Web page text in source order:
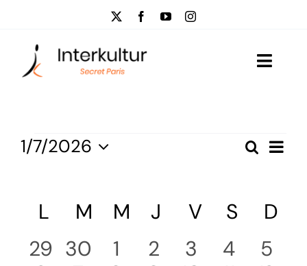
contenu
Toggle
Événementiel
Évènements
de
Mois
1/7/2026
date.
Calendrier
de
L lundi
M mardi
M mercredi
J jeudi
Vvendredi
S samedi
D
0
29 1
30
1
1
1
2
1
3
3
4
2
5